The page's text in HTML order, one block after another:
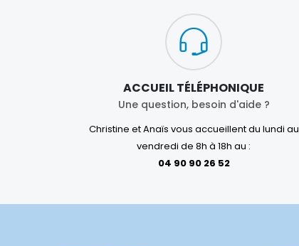
ACCUEIL TÉLÉPHONIQUE
Une question, besoin d'aide ?
Christine et Anaïs vous accueillent du lundi au
vendredi de 8h à 18h au :
04 90 90 26 52